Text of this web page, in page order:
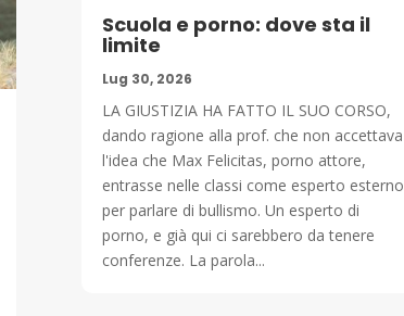
Scuola e porno: dove sta il
limite
Lug 30, 2026
LA GIUSTIZIA HA FATTO IL SUO CORSO,
dando ragione alla prof. che non accettava
l'idea che Max Felicitas, porno attore,
entrasse nelle classi come esperto esterno
per parlare di bullismo. Un esperto di
porno, e già qui ci sarebbero da tenere
conferenze. La parola...